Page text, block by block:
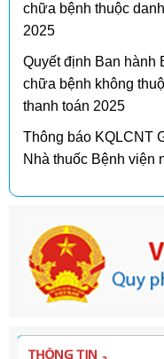
chữa bệnh thuộc
2025
Quyết định Ban hành
chữa bệnh không
thanh toán 2025
Thông báo KQLCNT
Nhà thuốc Bệnh viện